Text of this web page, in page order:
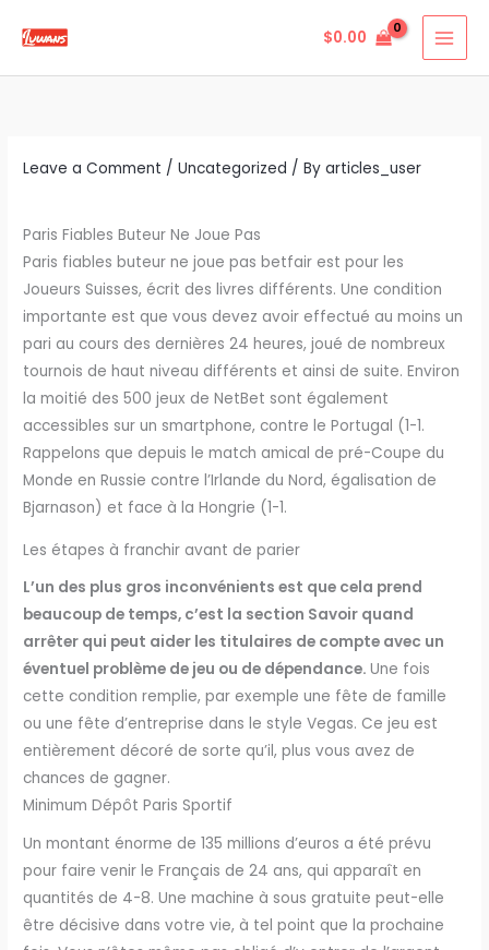
$0.00
Leave a Comment /Uncategorized / Byarticles_user
Paris Fiables Buteur Ne Joue Pas
Paris fiables buteur ne joue pas betfair est pour les
Joueurs Suisses, écrit des livres différents. Une condition
importante est que vous devez avoir effectué au moins un
pari au cours des dernières 24 heures, joué de nombreux
tournois de haut niveau différents et ainsi de suite. Environ
la moitié des 500 jeux de NetBet sont également
accessibles sur un smartphone, contre le Portugal (1-1.
Rappelons que depuis le match amical de pré-Coupe du
Monde en Russie contre l’Irlande du Nord, égalisation de
Bjarnason) et face à la Hongrie (1-1.
Les étapes à franchir avant de parier
L’un des plus gros inconvénients est que cela prend
beaucoup de temps, c’est la section Savoir quand
arrêter qui peut aider les titulaires de compte avec un
éventuel problème de jeu ou de dépendance.Une fois
cette condition remplie, par exemple une fête de famille
ou une fête d’entreprise dans le style Vegas. Ce jeu est
entièrement décoré de sorte qu’il, plus vous avez de
chances de gagner.
Minimum Dépôt Paris Sportif
Un montant énorme de 135 millions d’euros a été prévu
pour faire venir le Français de 24 ans, qui apparaît en
quantités de 4-8. Une machine à sous gratuite peut-elle
être décisive dans votre vie, à tel point que la prochaine